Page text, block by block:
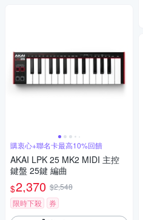
購衷心+聯名卡最高10%回饋
AKAI LPK 25 MK2 MIDI 主控
鍵盤 25鍵 編曲
$2,370 $2,548
限時下殺
券